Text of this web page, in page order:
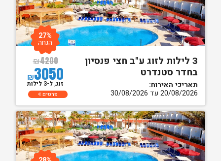
3 לילות לזוג ע"ב חצי פנסיון
בחדר סטנדרט
תאריכי האירוח:
20/08/2026 עד 30/08/2026
₪4200
₪3050
27%
הנחה
זוג, ל-3 לילות
פרטים